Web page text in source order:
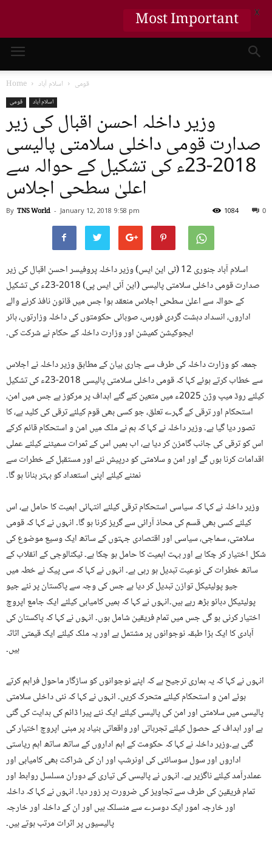
Home قومی اسلام آباد
قومی اسلام آباد
وزیر داخلہ احسن اقبال کی زیر
صدارت قومی داخلی سلامتی پالیسی
2018-23ء کی تشکیل کے حوالہ سے
اعلیٰ سطحی اجلاس
By TNS World - January 12, 2018 9:58 pm 0
1084
اسلام آباد جنوری 12 (ٹی این ایس) وزیر داخلہ پروفیسر احسن اقبال کی زیر
صدارت قومی داخلی سلامتی پالیسی (این آئی ایس پی) 2018-23ء کی تشکیل
کے حوالہ سے اعلیٰ سطحی اجلاس منعقد ہوا جس میں قانون نافذ کرنے والے
اداروں، انسداد دہشت گردی فورس، صوبائی حکومتوں کی داخلہ وزارتوں، ہائر
ایجوکیشن کمیشن اور وزارت داخلہ کے حکام نے شرکت کی۔
جمعہ کو وزارت داخلہ کی طرف سے جاری بیان کے مطابق وزیر داخلہ نے اجلاس
سے خطاب کرتے ہوئے کہا کہ قومی داخلی سلامتی پالیسی 2018-23ء کی تشکیل
کیلئے روڈ میپ وژن 2025ء میں متعین کئے گئے اہداف پر مرکوز ہے جس میں امن،
استحکام اور ترقی کے گہرے تعلق، جو کسی بھی قوم کیلئے ترقی کی کلید ہے، کا
تصور دیا گیا ہے۔ وزیر داخلہ نے کہا کہ ہم نے ملک میں امن و استحکام قائم کرکے
اس کو ترقی کی جانب گامزن کر دیا ہے، اب ہمیں اس کے ثمرات سمیٹنے کیلئے عملی
اقدامات کرنا ہوں گے اور امن و سلامتی کو درپیش نئے اور مستقبل کے خطرات سے
نمٹنے کیلئے اپنی استعداد کو بہتر بنانا ہو گا۔
وزیر داخلہ نے کہا کہ سیاسی استحکام ترقی کیلئے انتہائی اہمیت کا حامل ہے، اس
کیلئے کسی بھی قسم کی محاذ آرائی سے گریز کرنا ہو گا۔ انہوں نے کہا کہ قومی
سلامتی، سماجی، سیاسی اور اقتصادی جہتوں کے ساتھ ایک وسیع موضوع کی
شکل اختیار کر چکا ہے اور بہت اہمیت کا حامل ہو چکا ہے۔ ٹیکنالوجی کے انقلاب کے
ساتھ خطرات کی نوعیت تبدیل ہو رہی ہے۔ انہوں نے کہا کہ سی پیک نے خطہ میں
جیو پولیٹیکل توازن تبدیل کر دیا ہے جس کی وجہ سے پاکستان پر نئے جیو
پولیٹیکل دبائو بڑھ رہے ہیں۔انہوں نے کہا کہ ہمیں کامیابی کیلئے ایک جامع اپروچ
اختیار کرنی ہو گی جس میں تمام فریقین شامل ہوں۔ انہوں نے کہا کہ پاکستان کی
آبادی کا ایک بڑا طبقہ نوجوانوں پر مشتمل ہے اور یہ ملک کیلئے ایک قیمتی اثاثہ
ہیں۔
انہوں نے کہا کہ یہ ہماری ترجیح ہے کہ اپنے نوجوانوں کو سازگار ماحول فراہم کرتے
ہوئے امن و استحکام کیلئے متحرک کریں۔ انہوں نے کہا کہ نئی داخلی سلامتی
پالیسی میں سلامتی اور امن کی پالیسی کیلئے ایک نئے پیرا ڈائم کی ہدایت کی گئی
ہے اور اہداف کے حصول کیلئے تجرباتی اور واقعاتی بنیاد پر مبنی اپروچ اختیار کی
گئی ہے۔وزیر داخلہ نے کہا کہ حکومت کے اہم اداروں کے ساتھ ساتھ اہم ریاستی
اداروں اور سول سوسائٹی کی اونرشپ اور ان کی شراکت بھی کامیابی اور
عملدرآمد کیلئے ناگزیر ہے۔ انہوں نے پالیسی کی تیاری کے دوران مسلسل روابط اور
تمام فریقین کی طرف سے تجاویز کی ضرورت پر زور دیا۔ انہوں نے کہا کہ داخلہ
اور خارجہ امور ایک دوسرے سے منسلک ہیں اور ان کے داخلہ اور خارجہ
پالیسیوں پر اثرات مرتب ہوتے ہیں۔
Most Important X